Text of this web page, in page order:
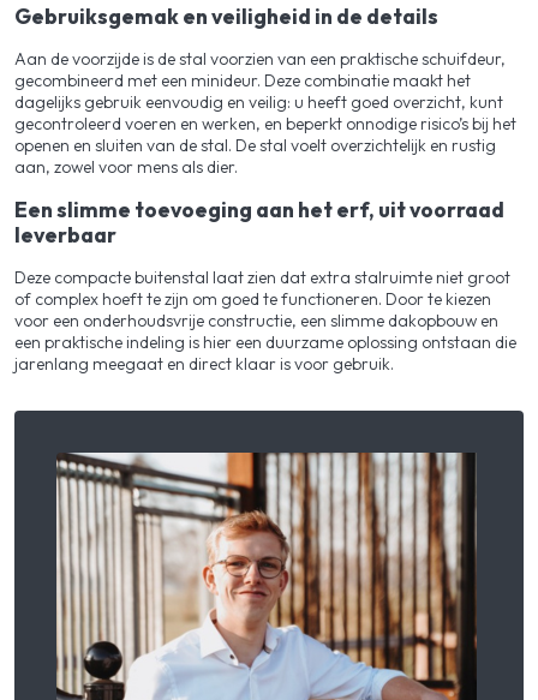
Gebruiksgemak en veiligheid in de details
Aan de voorzijde is de stal voorzien van een praktische schuifdeur,
gecombineerd met een minideur. Deze combinatie maakt het
dagelijks gebruik eenvoudig en veilig: u heeft goed overzicht, kunt
gecontroleerd voeren en werken, en beperkt onnodige risico’s bij het
openen en sluiten van de stal. De stal voelt overzichtelijk en rustig
aan, zowel voor mens als dier.
Een slimme toevoeging aan het erf, uit voorraad
leverbaar
Deze compacte buitenstal laat zien dat extra stalruimte niet groot
of complex hoeft te zijn om goed te functioneren. Door te kiezen
voor een onderhoudsvrije constructie, een slimme dakopbouw en
een praktische indeling is hier een duurzame oplossing ontstaan die
jarenlang meegaat en direct klaar is voor gebruik.